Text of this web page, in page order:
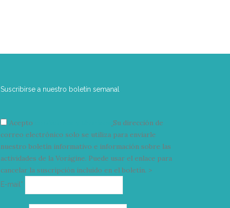
Suscribirse a nuestro boletín semanal
Acepto
Su dirección de
correo electrónico solo se utiliza para enviarle
nuestro boletín informativo e información sobre las
actividades de la Vorágine. Puede usar el enlace para
cancelar la suscripción incluido en el boletín. >
E-mail*
electrónico